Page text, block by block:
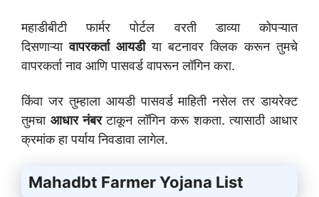
महाडीबीटी फार्मर पोर्टल वरती डाव्या कोपऱ्यात
दिसणाऱ्यावापरकर्ता आयडीया बटनावर क्लिक करून तुमचे
वापरकर्ता नाव आणि पासवर्ड वापरून लॉगिन करा.
किंवा जर तुम्हाला आयडी पासवर्ड माहिती नसेल तर डायरेक्ट
तुमचा आधार नंबरटाकून लॉगिन करू शकता. त्यासाठी आधार
क्रमांक हा पर्याय निवडावा लागेल.
Mahadbt Farmer Yojana List